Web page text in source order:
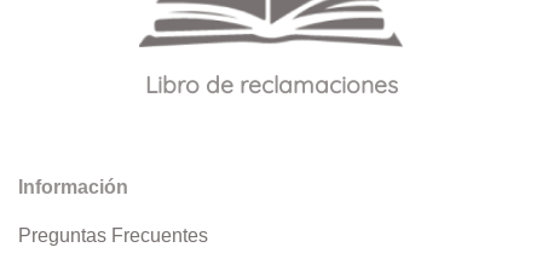
Libro de reclamaciones
Información
Preguntas Frecuentes